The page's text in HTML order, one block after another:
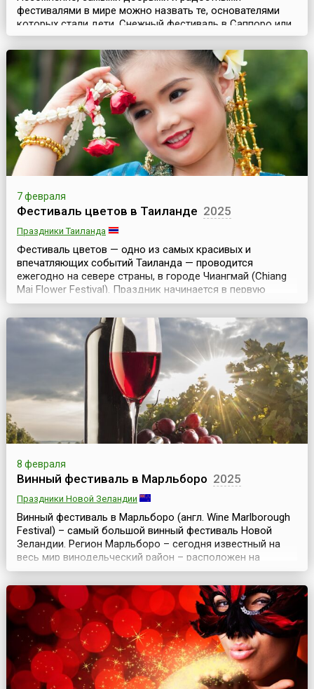
фестивалями в мире можно назвать те, основателями
которых стали дети. Снежный фестиваль в Саппоро или
Фестиваль снежных фигур в Саппоро (яп. さっぽろ雪まつ
り, англ. Sapporo Snow Festival) относится к числу именно
таких фестивалей.Поводом к проведению ежегодного
снежного фестиваля стала инициатива местных
школьников средних и старших классов, которые зимой
1950 г...
7 февраля
Фестиваль цветов в Таиланде 2025
Праздники Таиланда
Фестиваль цветов — одно из самых красивых и
впечатляющих событий Таиланда — проводится
ежегодно на севере страны, в городе Чиангмай (Chiang
Mai Flower Festival). Праздник начинается в первую
пятницу февраля и длится три дня.История
свидетельствует, что когда-то давным-давно город
Чиангмай называли «розой севера» (Rose of the North).
Считалось, что это самый прекрасный город на севере
Таиланда....
8 февраля
Винный фестиваль в Марльборо 2025
Праздники Новой Зеландии
Винный фестиваль в Марльборо (англ. Wine Marlborough
Festival) – самый большой винный фестиваль Новой
Зеландии. Регион Марльборо – сегодня известный на
весь мир винодельческий район – расположен на
северо-востоке острова Южный, крупнейшего из
островов Новой Зеландии. Именно здесь каждый год
во вторые выходные февраля проходит Винный
фестиваль.Ежегодно здесь собираются гурманы и
любители ви...